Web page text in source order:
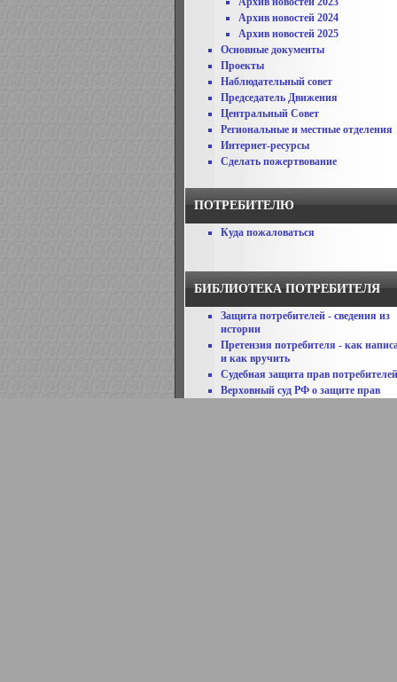
Архив новостей 2024
Архив новостей 2025
Основные документы
Проекты
Наблюдательный совет
Председатель Движения
Центральный Совет
Региональные и местные отделения
Интернет-ресурсы
Сделать пожертвование
ПОТРЕБИТЕЛЮ
Куда пожаловаться
БИБЛИОТЕКА ПОТРЕБИТЕЛЯ
Защита потребителей - сведения из
истории
Претензия потребителя - как
и как вручить
Судебная защита прав потребителей
Верховный суд РФ о защите прав